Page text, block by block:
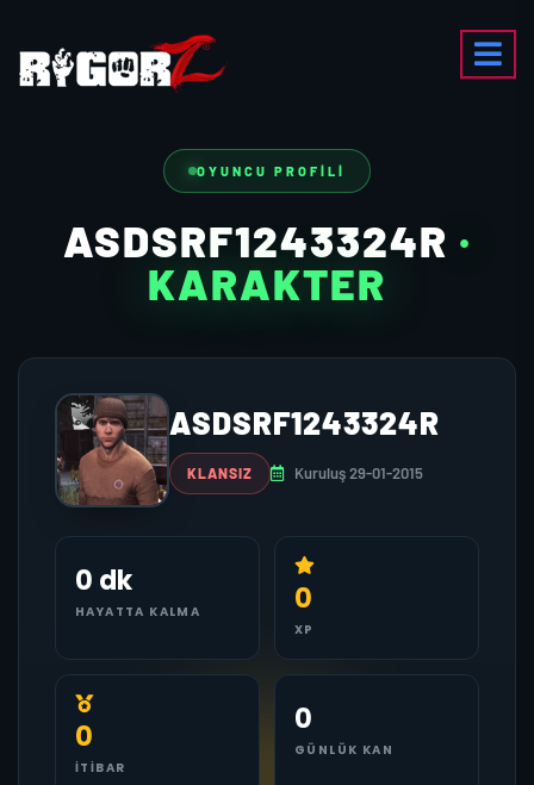
OYUNCU PROFILI
ASDSRF1243324R ·
KARAKTER
ASDSRF1243324R
KLANSIZ Kuruluş 29-01-2015
0 dk
HAYATTA KALMA 0
XP
0
İTIBAR
0
GÜNLÜK KAN